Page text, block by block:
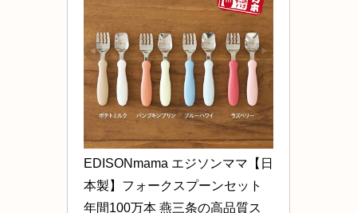
EDISONmama エジソンママ【日
本製】フォークスプーンセット
年間100万本 燕三条の高品質ス